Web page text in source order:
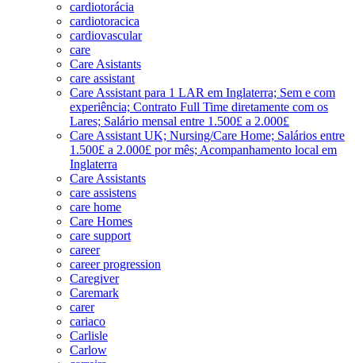
cardiotorácia
cardiotoracica
cardiovascular
care
Care Asistants
care assistant
Care Assistant para 1 LAR em Inglaterra; Sem e com
experiência; Contrato Full Time diretamente com os
Lares; Salário mensal entre 1.500£ a 2.000£
Care Assistant UK; Nursing/Care Home; Salários entre
1.500£ a 2.000£ por mês; Acompanhamento local em
Inglaterra
Care Assistants
care assistens
care home
Care Homes
care support
career
career progression
Caregiver
Caremark
carer
cariaco
Carlisle
Carlow